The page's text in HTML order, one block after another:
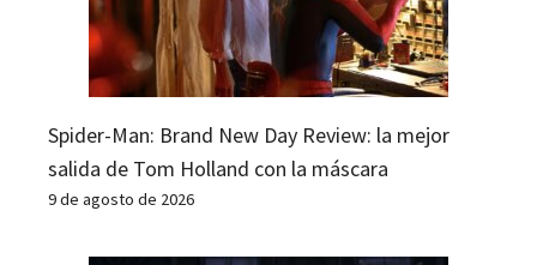
Spider-Man: Brand New Day Review: la mejor
salida de Tom Holland con la máscara
9 de agosto de 2026